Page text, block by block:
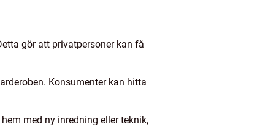
gör att privatpersoner kan få
Konsumenter kan hitta
med ny inredning eller teknik,